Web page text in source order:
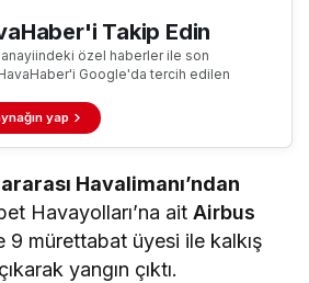
Takip Edin
özel haberler ile son
Google'da tercih edilen
yap
Havalimanı’ndan
Havayolları’na aitAirbus
9 mürettabat üyesi ile kalkış
yangın çıktı.